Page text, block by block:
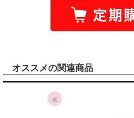
オススメの関連商品
«